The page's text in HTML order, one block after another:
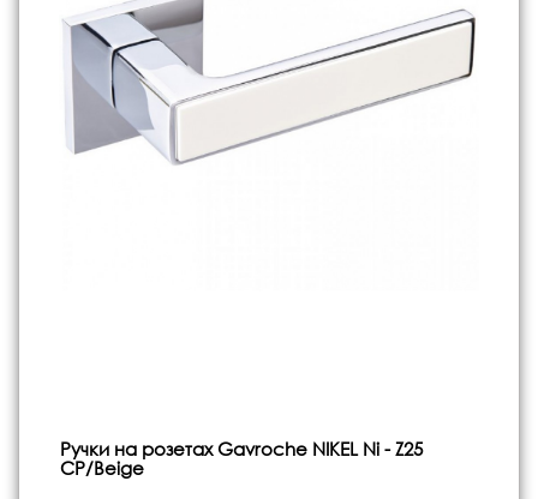
Ручки на розетах Gavroche NIKEL Ni - Z25
CP/Beige